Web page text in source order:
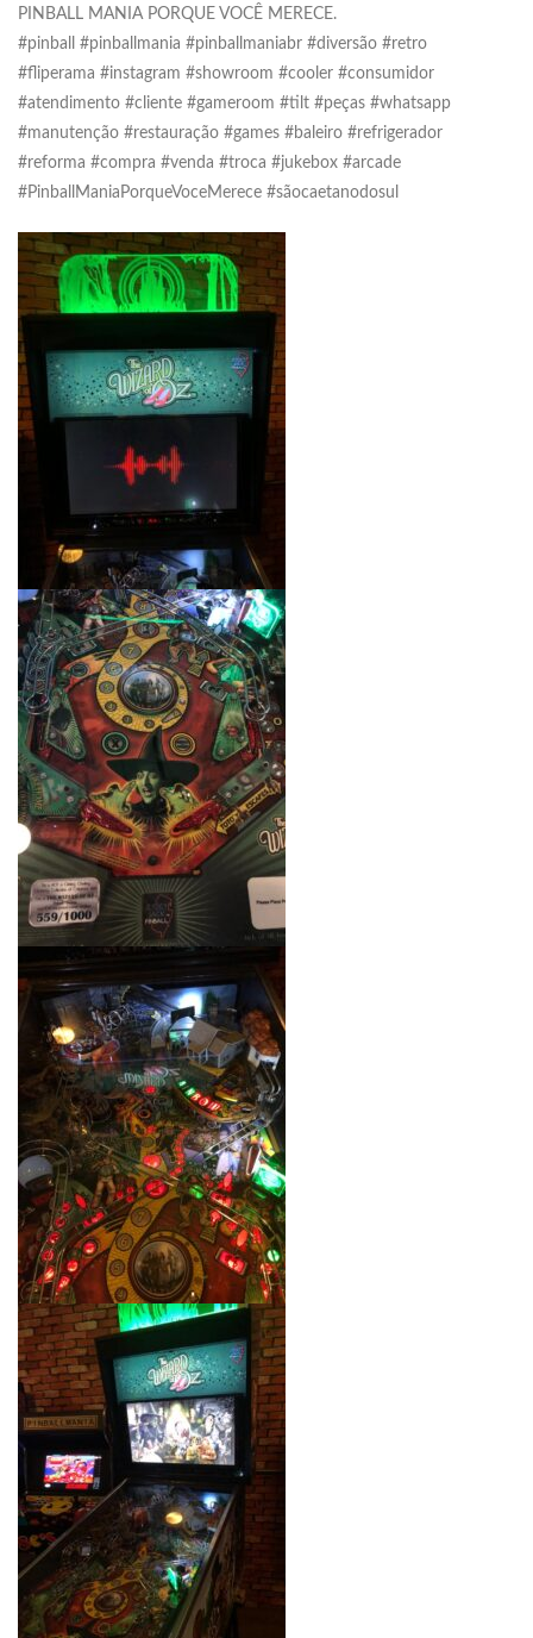
PINBALL MANIA PORQUE VOCÊ MERECE.
#pinball #pinballmania #pinballmaniabr #diversão #retro
#fliperama #instagram #showroom #cooler #consumidor
#atendimento #cliente #gameroom #tilt #peças #whatsapp
#manutenção #restauração #games #baleiro #refrigerador
#reforma #compra #venda #troca #jukebox #arcade
#PinballManiaPorqueVoceMerece #sãocaetanodosul